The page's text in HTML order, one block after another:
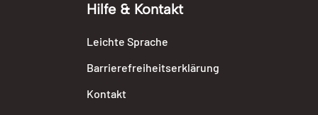
Hilfe & Kontakt
Leichte Sprache
Barrierefreiheitserklärung
Kontakt